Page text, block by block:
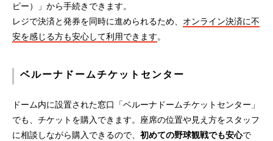
ピー）」から手続きできます。
レジで決済と発券を同時に進められるため、 オンライン決済に不
安を感じる方も安心して利用できます。
ベルーナドームチケットセンター
ドーム内に設置された窓口「ベルーナドームチケットセンター」
でも、チケットを購入できます。座席の位置や見え方をスタッフ
に相談しながら購入できるので、 初めての野球観戦でも安心で